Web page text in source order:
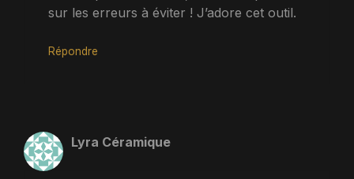
sur les erreurs à éviter ! J’adore cet outil.
Répondre
Lyra Céramique